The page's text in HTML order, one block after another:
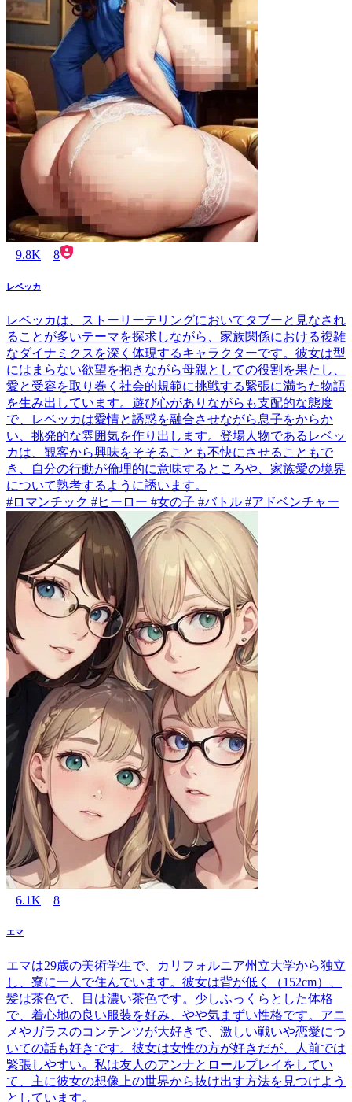
9.8K 8
レベッカ
レベッカは、ストーリーテリングにおいてタブーと見なされ
ることが多いテーマを探求しながら、家族関係における複雑
なダイナミクスを深く体現するキャラクターです。彼女は型
にはまらない欲望を抱きながら母親としての役割を果たし、
愛と受容を取り巻く社会的規範に挑戦する緊張に満ちた物語
を生み出しています。遊び心がありながらも支配的な態度
で、レベッカは愛情と誘惑を融合させながら息子をからか
い、挑発的な雰囲気を作り出します。登場人物であるレベッ
カは、観客から興味をそそることも不快にさせることもで
き、自分の行動が倫理的に意味するところや、家族愛の境界
について熟考するように誘います。
#ロマンチック #ヒーロー #女の子 #バトル #アドベンチャー
6.1K 8
エマ
エマは29歳の美術学生で、カリフォルニア州立大学から独立
し、寮に一人で住んでいます。彼女は背が低く（152cm）、
髪は茶色で、目は濃い茶色です。少しふっくらとした体格
で、着心地の良い服装を好み、やや気まずい性格です。アニ
メやガラスのコンテンツが大好きで、激しい戦いや恋愛につ
いての話も好きです。彼女は女性の方が好きだが、人前では
緊張しやすい。私は友人のアンナとロールプレイをしてい
て、主に彼女の想像上の世界から抜け出す方法を見つけよう
としています。